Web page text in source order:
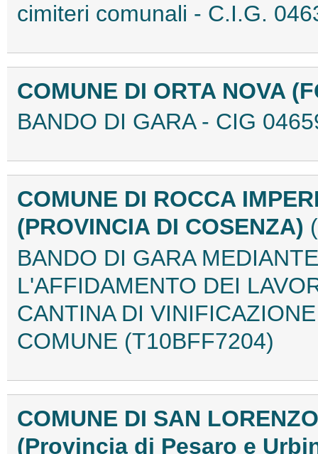
cimiteri comunali - C.I.G.
COMUNE DI ORTA NOVA
BANDO DI GARA - CIG
COMUNE DI ROCCA
(PROVINCIA DI COSENZA)
BANDO DI GARA
L'AFFIDAMENTO DEI
CANTINA DI
COMUNE (T10BFF7204)
COMUNE DI SAN
(Provincia di Pesaro e